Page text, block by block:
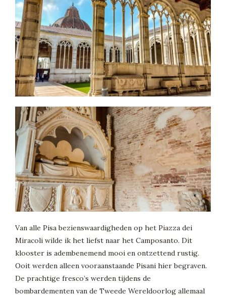
Van alle Pisa bezienswaardigheden op het Piazza dei
Miracoli wilde ik het liefst naar het Camposanto. Dit
klooster is adembenemend mooi en ontzettend rustig.
Ooit werden alleen vooraanstaande Pisani hier begraven.
De prachtige fresco’s werden tijdens de
bombardementen van de Tweede Wereldoorlog allemaal